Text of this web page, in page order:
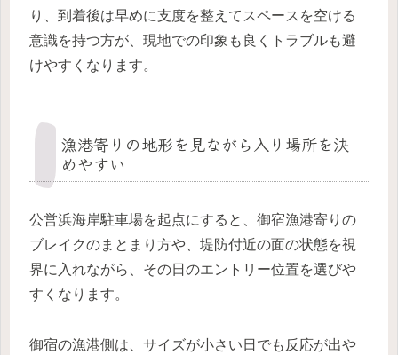
り、到着後は早めに支度を整えてスペースを空ける
意識を持つ方が、現地での印象も良くトラブルも避
けやすくなります。
漁港寄りの地形を見ながら入り場所を決
めやすい
公営浜海岸駐車場を起点にすると、御宿漁港寄りの
ブレイクのまとまり方や、堤防付近の面の状態を視
界に入れながら、その日のエントリー位置を選びや
すくなります。
御宿の漁港側は、サイズが小さい日でも反応が出や